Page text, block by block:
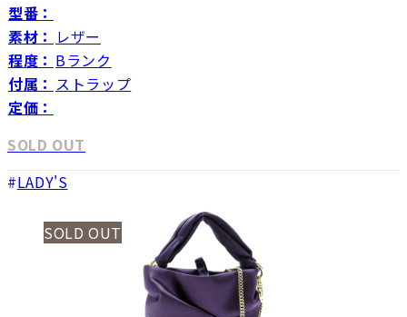
型番：
素材： レザー
程度： Bランク
付属： ストラップ
定価：
SOLD OUT
LADY'S
SOLD OUT